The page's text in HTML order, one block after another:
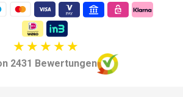
2431 Bewertungen